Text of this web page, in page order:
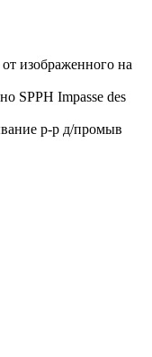
изображенного на
SPPH Impasse des
р-р д/промыв